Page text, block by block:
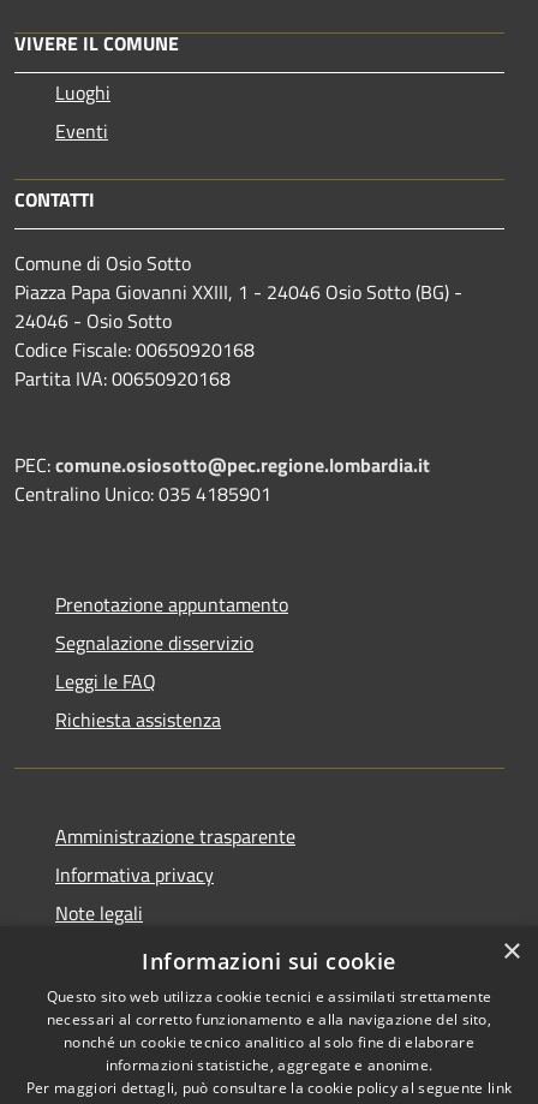
VIVERE IL COMUNE
Luoghi
Eventi
CONTATTI
Comune di Osio Sotto
Piazza Papa Giovanni XXIII, 1 - 24046 Osio Sotto (BG) -
24046 - Osio Sotto
Codice Fiscale: 00650920168
Partita IVA: 00650920168
PEC:comune.osiosotto@pec.regione.lombardia.it
Centralino Unico: 035 4185901
Prenotazione appuntamento
Segnalazione disservizio
Leggi le FAQ
Richiesta assistenza
Amministrazione trasparente
Informativa privacy
Note legali
Dichiarazione di accessibilità 2025
Copyright © 2026 • Comune di
×
Informazioni sui cookie
Questo sito web utilizza cookie tecnici e assimilati strettamente
necessari al corretto funzionamento e alla navigazione del sito,
nonché un cookie tecnico analitico al solo fine di elaborare
informazioni statistiche, aggregate e anonime.
Per maggiori dettagli, può consultare la cookie policy al seguente link